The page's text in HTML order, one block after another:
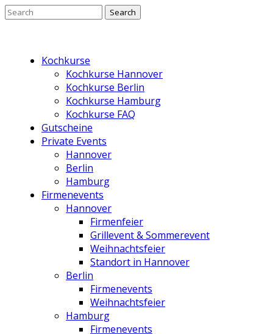
Kochkurse
Kochkurse Hannover
Kochkurse Berlin
Kochkurse Hamburg
Kochkurse FAQ
Gutscheine
Private Events
Hannover
Berlin
Hamburg
Firmenevents
Hannover
Firmenfeier
Grillevent & Sommerevent
Weihnachtsfeier
Standort in Hannover
Berlin
Firmenevents
Weihnachtsfeier
Hamburg
Firmenevents